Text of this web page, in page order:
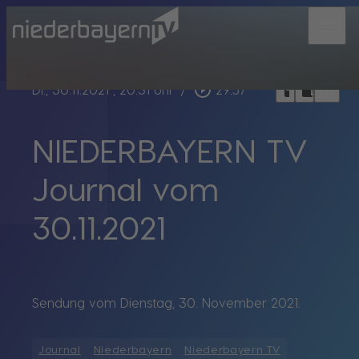
Di., 30.11.2021 , 20:31 Uhr / play_circle_outline 29:57 headphoneschrome_reader_modebookmark_border
NIEDERBAYERN TV
Journal vom
30.11.2021
Sendung vom Dienstag, 30. November 2021.
Journal Niederbayern Niederbayern TV